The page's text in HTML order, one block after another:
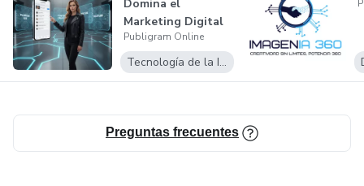
Domina el
Marketing Digital
con Inteligencia...
Publigram Online
Tecnología de la Información
Preguntas frecuentes